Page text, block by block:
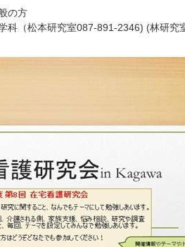
の方
科（松本研究室087-891-2346) (林研究